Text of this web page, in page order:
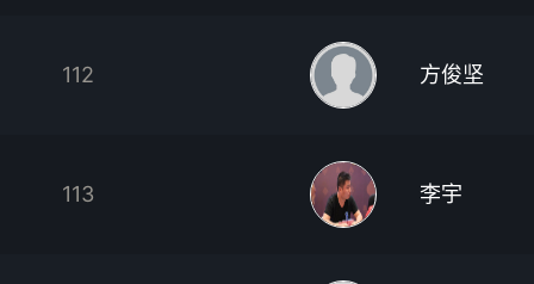
112 方俊坚
113 李宇